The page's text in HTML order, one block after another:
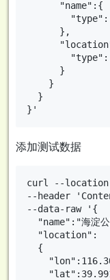
      "name":{
      },
      }
    }
  }
添加测试数据
curl --location
--header
--data-raw '{
"name":"海淀
  "location":
  {